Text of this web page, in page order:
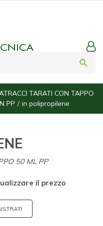
search
TARATI CON TAPPO
PP in polipropilene
50 ML PP
il prezzo